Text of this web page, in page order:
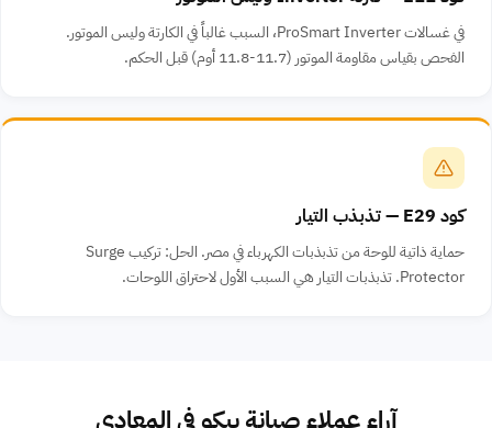
في غسالات ProSmart Inverter، السبب غالباً في الكارتة وليس الموتور.
الفحص بقياس مقاومة الموتور (11.7-11.8 أوم) قبل الحكم.
كود E29 — تذبذب التيار
حماية ذاتية للوحة من تذبذبات الكهرباء في مصر. الحل: تركيب Surge
Protector. تذبذبات التيار هي السبب الأول لاحتراق اللوحات.
آراء عملاء صيانة بيكو في المعادي